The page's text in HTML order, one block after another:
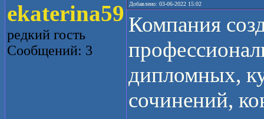
ekaterina59
редкий гость
Сообщений: 3
Добавлено: 03-06-2022 15:02
Компания
дипломных,
сочинений,